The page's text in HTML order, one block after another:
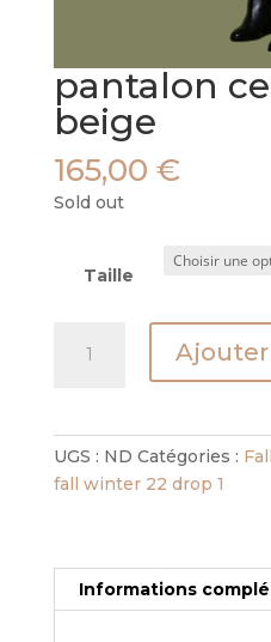
pantalon
beige
165,00 €
Sold out
Taille
beige
UGS : ND Catégories :
fall winter 22 drop 1
Informations